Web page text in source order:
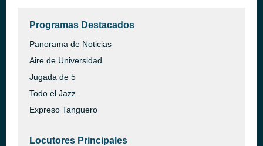
Programas Destacados
Panorama de Noticias
Aire de Universidad
Jugada de 5
Todo el Jazz
Expreso Tanguero
Locutores Principales